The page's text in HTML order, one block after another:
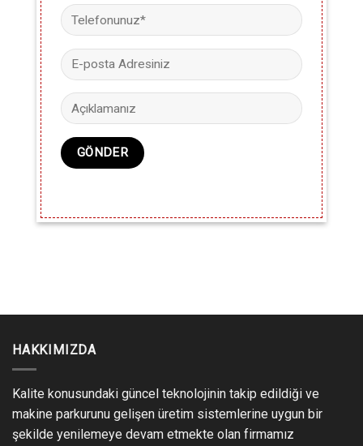
HAKKIMIZDA
Kalite konusundaki güncel teknolojinin takip edildiği ve
makine parkurunu gelişen üretim sistemlerine uygun bir
şekilde yenilemeye devam etmekte olan firmamız